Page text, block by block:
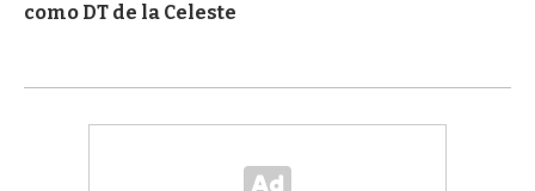
como DT de la Celeste